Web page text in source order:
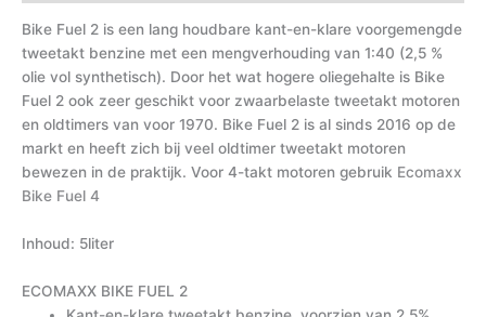
Bike Fuel 2 is een lang houdbare kant-en-klare voorgemengde
tweetakt benzine met een mengverhouding van 1:40 (2,5 %
olie vol synthetisch). Door het wat hogere oliegehalte is Bike
Fuel 2 ook zeer geschikt voor zwaarbelaste tweetakt motoren
en oldtimers van voor 1970. Bike Fuel 2 is al sinds 2016 op de
markt en heeft zich bij veel oldtimer tweetakt motoren
bewezen in de praktijk. Voor 4-takt motoren gebruik Ecomaxx
Bike Fuel 4
Inhoud: 5liter
ECOMAXX BIKE FUEL 2